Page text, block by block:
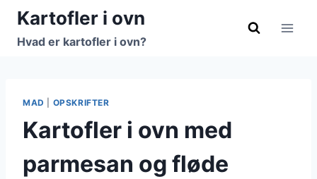
Fortsæt
indhold
Kartofler i ovn
Hvad er kartofler i ovn?
MAD OPSKRIFTER
Kartofler i ovn med
parmesan og fløde